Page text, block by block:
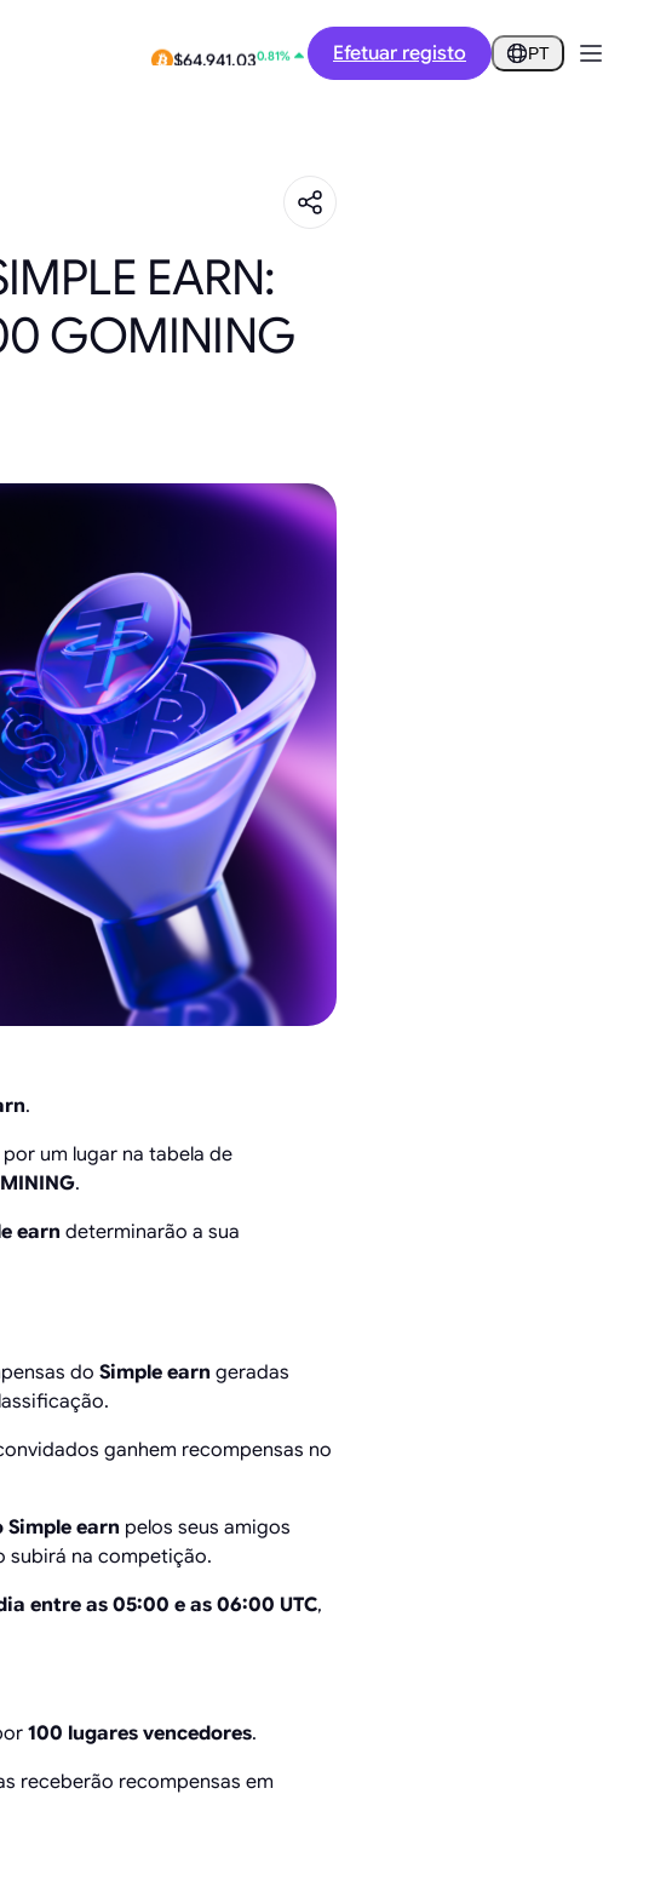
$0.2918 12.88% Efetuar registo PT
EARN:
GOMINING
.
um lugar na tabela de
.
earn determinarão a sua
do Simple earn geradas
ganhem recompensas no
Simple earn pelos seus amigos
subirá na competição.
entre as 05:00 e as 06:00 UTC,
100 lugares vencedores.
receberão recompensas em